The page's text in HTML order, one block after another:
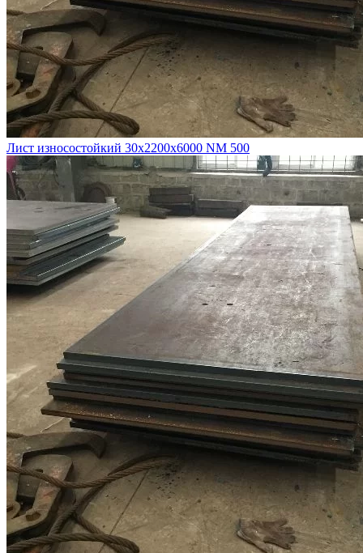
Лист износостойкий 30х2200х6000 NM 500